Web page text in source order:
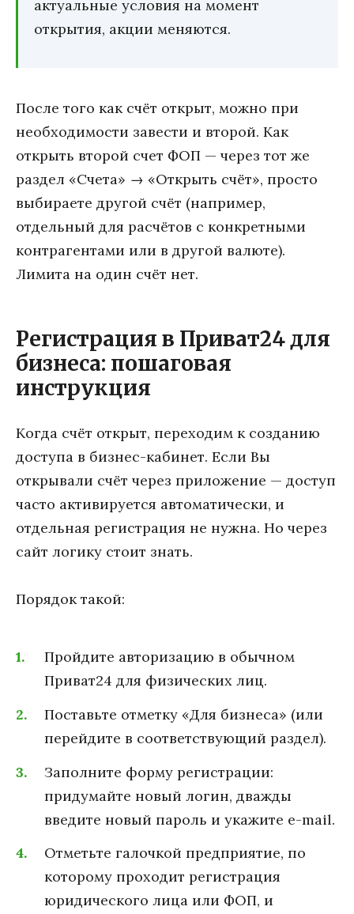
актуальные условия на момент
открытия, акции меняются.
После того как счёт открыт, можно при
необходимости завести и второй. Как
открыть второй счет ФОП — через тот же
раздел «Счета» → «Открыть счёт», просто
выбираете другой счёт (например,
отдельный для расчётов с конкретными
контрагентами или в другой валюте).
Лимита на один счёт нет.
Регистрация в Приват24 для
бизнеса: пошаговая
инструкция
Когда счёт открыт, переходим к созданию
доступа в бизнес-кабинет. Если Вы
открывали счёт через приложение — доступ
часто активируется автоматически, и
отдельная регистрация не нужна. Но через
сайт логику стоит знать.
Порядок такой:
Пройдите авторизацию в обычном
Приват24 для физических лиц.
Поставьте отметку «Для бизнеса» (или
перейдите в соответствующий раздел).
Заполните форму регистрации:
придумайте новый логин, дважды
введите новый пароль и укажите e-mail.
Отметьте галочкой предприятие, по
которому проходит регистрация
юридического лица или ФОП, и